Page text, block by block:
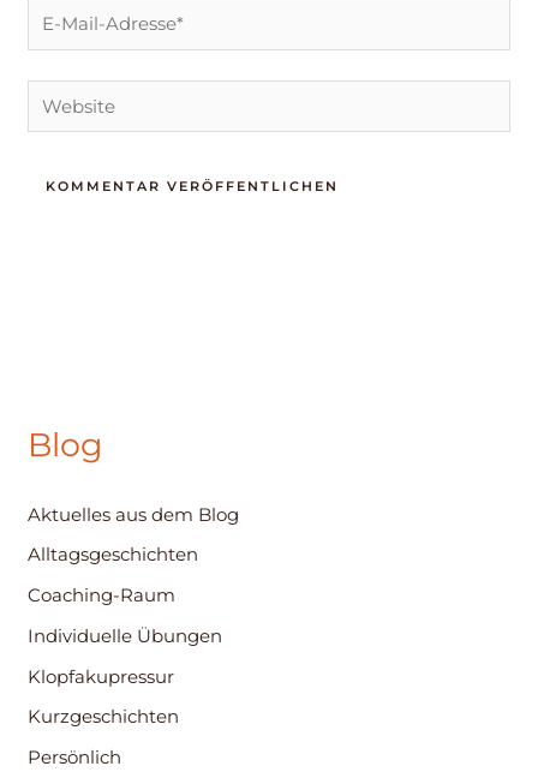
E-
Mail-
Adresse*
Website
Blog
Aktuelles aus dem Blog
Alltagsgeschichten
Coaching-Raum
Individuelle Übungen
Klopfakupressur
Kurzgeschichten
Persönlich